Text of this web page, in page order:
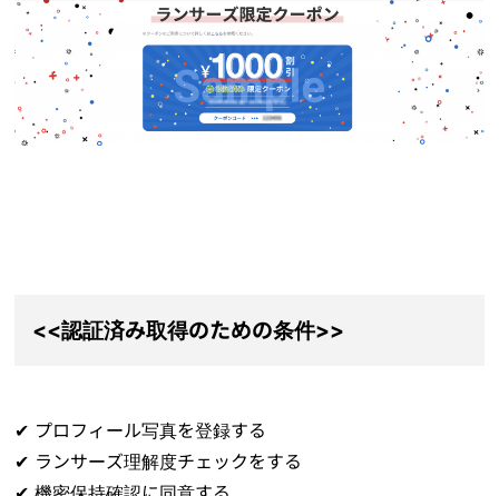
<<認証済み取得のための条件>>
✔︎ プロフィール写真を登録する
✔︎ ランサーズ理解度チェックをする